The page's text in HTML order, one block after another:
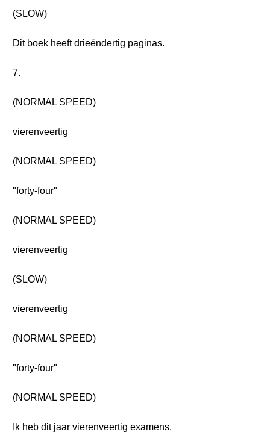
(SLOW)
Dit boek heeft drieëndertig paginas.
7.
(NORMAL SPEED)
vierenveertig
(NORMAL SPEED)
"forty-four"
(NORMAL SPEED)
vierenveertig
(SLOW)
vierenveertig
(NORMAL SPEED)
"forty-four"
(NORMAL SPEED)
Ik heb dit jaar vierenveertig examens.